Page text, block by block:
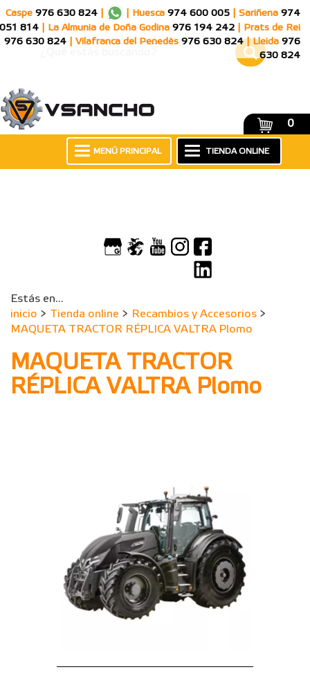
Caspe 976 630 824 Huesca 974 600 005 Sariñena 974
051 814
La Almunia de Doña Godina 976 194 242
Prats de Rei
976 630 824
Vilafranca del Penedès 976 630 824 Lleida 976
630 824
0
TIENDA ONLINE
MENÚ PRINCIPAL
Estás en...
inicio > Tienda online > Recambios y Accesorios >
MAQUETA TRACTOR RÉPLICA VALTRA Plomo
MAQUETA TRACTOR
RÉPLICA VALTRA Plomo